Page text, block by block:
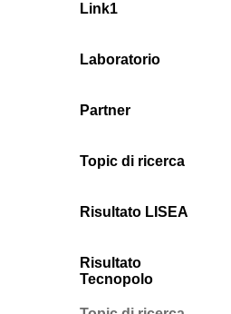
Link1
Laboratorio
Partner
Topic di ricerca
Risultato LISEA
Risultato
Tecnopolo